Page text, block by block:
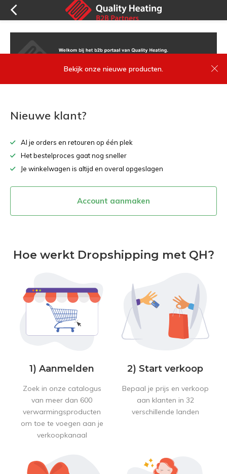
Bekijk onze nieuwe producten.
Nieuwe klant?
Al je orders en retouren op één plek
Het bestelproces gaat nog sneller
Je winkelwagen is altijd en overal opgeslagen
Account aanmaken
Hoe werkt Dropshipping met QH?
1) Aanmelden
Zoek in onze catalogus
van meer dan 600
verwarmingsproducten
om toe te voegen aan je
verkoopkanaal
2) Start verkoop
Bepaal je prijs en verkoop
aan klanten in 32
verschillende landen